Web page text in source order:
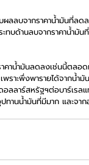
ผลลบจากราคาน้ำมันที่
บด้านลบจากราคาน้ำมัน
าน้ำมันลดลงเช่นนี้ตลอ
พราะพึ่งพารายได้จากน้
อลลาร์สหรัฐฯต่อบาร์เ
นน้ำมันที่มีมาก และจา